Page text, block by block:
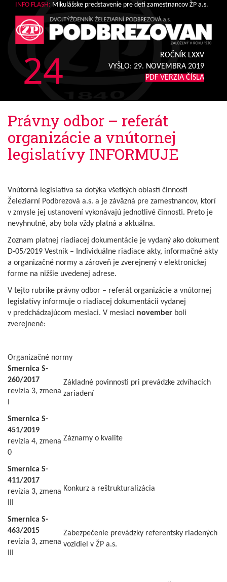
INFO FLASH: Mikulášske predstavenie pre deti zamestnancov ŽP a.s.
24
ROČNÍK LXXV
VYŠLO: 29. NOVEMBRA 2019
PDF VERZIA ČÍSLA
Právny odbor – referát
organizácie a vnútornej
legislatívy INFORMUJE
Vnútorná legislatíva sa dotýka všetkých oblastí činnosti
Železiarní Podbrezová a.s. a je záväzná pre zamestnancov, ktorí
v zmysle jej ustanovení vykonávajú jednotlivé činnosti. Preto je
nevyhnutné, aby bola vždy platná a aktuálna.
Zoznam platnej riadiacej dokumentácie je vydaný ako dokument
D-05/2019 Vestník – Individuálne riadiace akty, informačné akty
a organizačné normy a zároveň je zverejnený v elektronickej
forme na nižšie uvedenej adrese.
V tejto rubrike právny odbor – referát organizácie a vnútornej
legislatívy informuje o riadiacej dokumentácii vydanej
v predchádzajúcom mesiaci. V mesiaci november boli
zverejnené:
Organizačné normy
Smernica S-
260/2017
revízia 3, zmena
Základné povinnosti pri prevádzke zdvíhacích
zariadení
Smernica S-
451/2019
revízia 4, zmena
0
Záznamy o kvalite
Smernica S-
411/2017
revízia 3, zmena Konkurz a reštrukturalizácia
Smernica S-
463/2015
revízia 3, zmena
Zabezpečenie prevádzky referentsky riadených
vozidiel v ŽP a.s.